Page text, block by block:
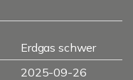
Erdgas schwer
2025-09-26